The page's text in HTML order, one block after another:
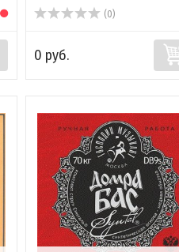
(0)
0 руб.